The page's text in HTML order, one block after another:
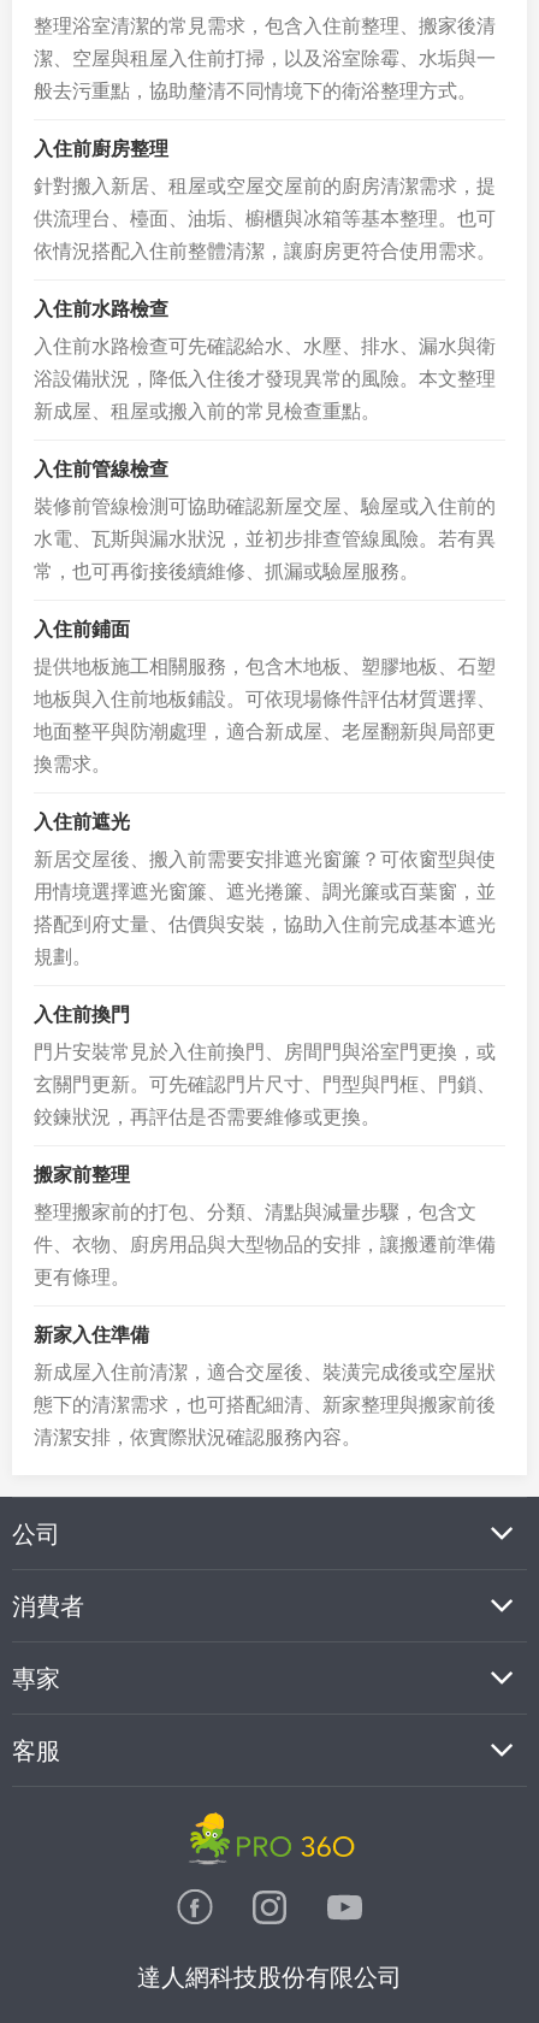
整理浴室清潔的常見需求，包含入住前整理、搬家後清
潔、空屋與租屋入住前打掃，以及浴室除霉、水垢與一
般去污重點，協助釐清不同情境下的衛浴整理方式。
入住前廚房整理
針對搬入新居、租屋或空屋交屋前的廚房清潔需求，提
供流理台、檯面、油垢、櫥櫃與冰箱等基本整理。也可
依情況搭配入住前整體清潔，讓廚房更符合使用需求。
入住前水路檢查
入住前水路檢查可先確認給水、水壓、排水、漏水與衛
浴設備狀況，降低入住後才發現異常的風險。本文整理
新成屋、租屋或搬入前的常見檢查重點。
入住前管線檢查
裝修前管線檢測可協助確認新屋交屋、驗屋或入住前的
水電、瓦斯與漏水狀況，並初步排查管線風險。若有異
常，也可再銜接後續維修、抓漏或驗屋服務。
入住前鋪面
提供地板施工相關服務，包含木地板、塑膠地板、石塑
地板與入住前地板鋪設。可依現場條件評估材質選擇、
地面整平與防潮處理，適合新成屋、老屋翻新與局部更
換需求。
入住前遮光
新居交屋後、搬入前需要安排遮光窗簾？可依窗型與使
用情境選擇遮光窗簾、遮光捲簾、調光簾或百葉窗，並
搭配到府丈量、估價與安裝，協助入住前完成基本遮光
規劃。
入住前換門
門片安裝常見於入住前換門、房間門與浴室門更換，或
玄關門更新。可先確認門片尺寸、門型與門框、門鎖、
鉸鍊狀況，再評估是否需要維修或更換。
搬家前整理
整理搬家前的打包、分類、清點與減量步驟，包含文
件、衣物、廚房用品與大型物品的安排，讓搬遷前準備
更有條理。
新家入住準備
新成屋入住前清潔，適合交屋後、裝潢完成後或空屋狀
態下的清潔需求，也可搭配細清、新家整理與搬家前後
清潔安排，依實際狀況確認服務內容。
公司
消費者
專家
客服
達人網科技股份有限公司